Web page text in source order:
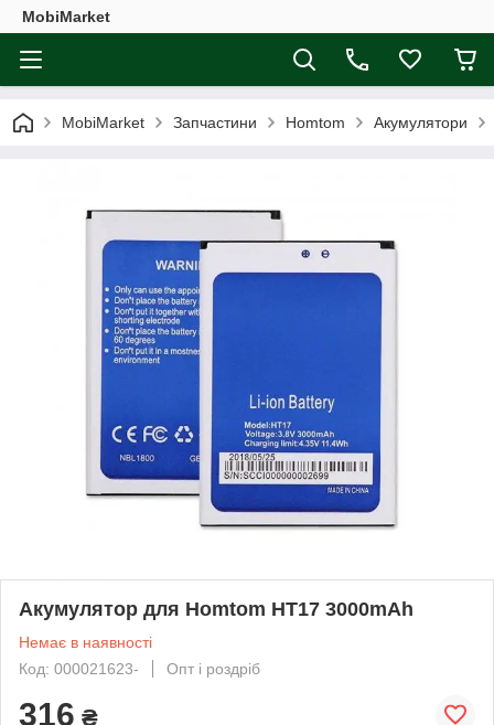
MobiMarket
MobiMarket Запчастини Homtom Акумулятори
Акумулятор для Homtom HT17 3000mAh
Немає в наявності
Код: 000021623-
Опт і роздріб
316 ₴